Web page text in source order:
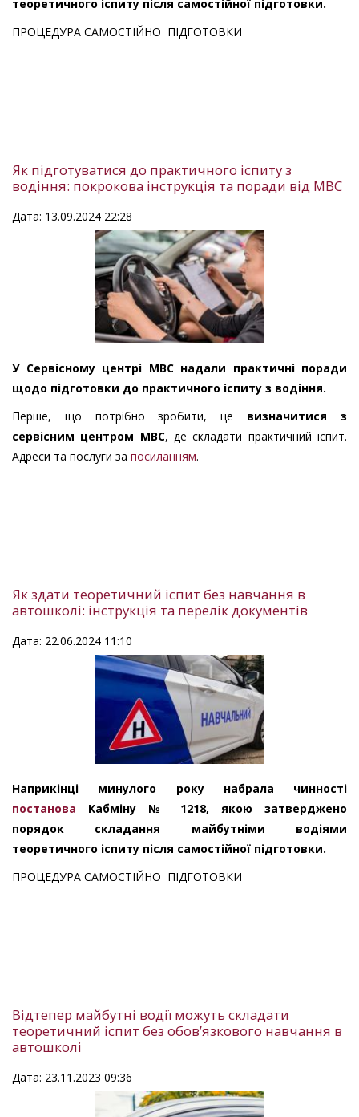
теоретичного іспиту після самостійної підготовки.
ПРОЦЕДУРА САМОСТІЙНОЇ ПІДГОТОВКИ
Як підготуватися до практичного іспиту з
водіння: покрокова інструкція та поради від МВС
Дата: 13.09.2024 22:28
У Сервісному центрі МВС надали практичні поради
щодо підготовки до практичного іспиту з водіння.
Перше, що потрібно зробити, це визначитися з
сервісним центром МВС, де складати практичний іспит.
Адреси та послуги за посиланням.
Як здати теоретичний іспит без навчання в
автошколі: інструкція та перелік документів
Дата: 22.06.2024 11:10
Наприкінці минулого року набрала чинності
постанова Кабміну № 1218, якою затверджено
порядок складання майбутніми водіями
теоретичного іспиту після самостійної підготовки.
ПРОЦЕДУРА САМОСТІЙНОЇ ПІДГОТОВКИ
Відтепер майбутні водії можуть складати
теоретичний іспит без обов’язкового навчання в
автошколі
Дата: 23.11.2023 09:36